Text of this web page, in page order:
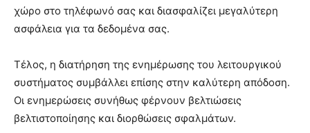
χώρο στο τηλέφωνό σας και διασφαλίζει μεγαλύτερη
ασφάλεια για τα δεδομένα σας.
Τέλος, η διατήρηση της ενημέρωσης του λειτουργικού
συστήματος συμβάλλει επίσης στην καλύτερη απόδοση.
Οι ενημερώσεις συνήθως φέρνουν βελτιώσεις
βελτιστοποίησης και διορθώσεις σφαλμάτων.